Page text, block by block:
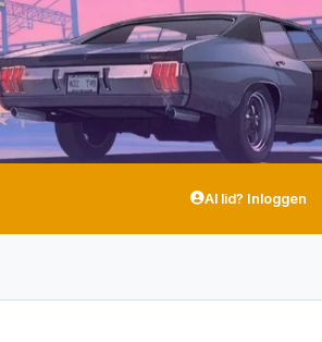
Al lid? Inloggen